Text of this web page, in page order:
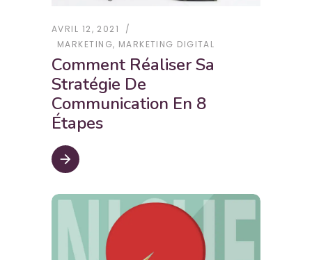
AVRIL 12, 2021
MARKETING, MARKETING DIGITAL
Comment Réaliser Sa
Stratégie De
Communication En 8
Étapes
arrow_forward